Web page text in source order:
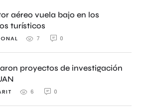
aéreo vuela bajo en los
turísticos
7 0
proyectos de investigación
6 0